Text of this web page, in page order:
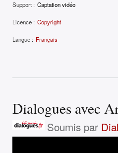
Support : Captation vidéo
Licence : Copyright
Langue : Français
Dialogues avec
Soumis par